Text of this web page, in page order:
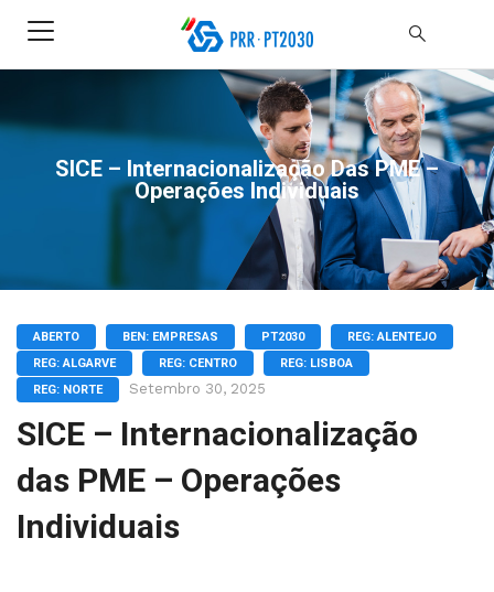
SICE – Internacionalização Das PME –
Operações Individuais
ABERTO BEN: EMPRESAS PT2030
REG: ALENTEJO
REG: ALGARVE
REG: CENTRO
REG: LISBOA
REG: NORTE
Setembro 30, 2025
SICE – Internacionalização
das PME – Operações
Individuais